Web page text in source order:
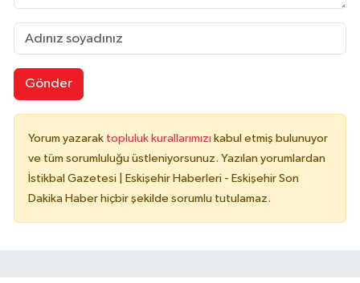
Gönder
Yorum yazarak topluluk kurallarımızı kabul etmiş bulunuyor
ve tüm sorumluluğu üstleniyorsunuz. Yazılan yorumlardan
İstikbal Gazetesi | Eskişehir Haberleri - Eskişehir Son
Dakika Haber hiçbir şekilde sorumlu tutulamaz.